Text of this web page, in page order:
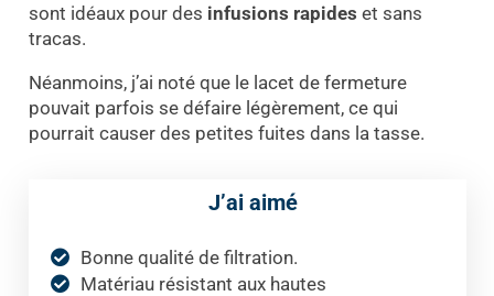
sont idéaux pour des infusions rapides et sans
tracas.
Néanmoins, j’ai noté que le lacet de fermeture
pouvait parfois se défaire légèrement, ce qui
pourrait causer des petites fuites dans la tasse.
J’ai aimé
Bonne qualité de filtration.
Matériau résistant aux hautes